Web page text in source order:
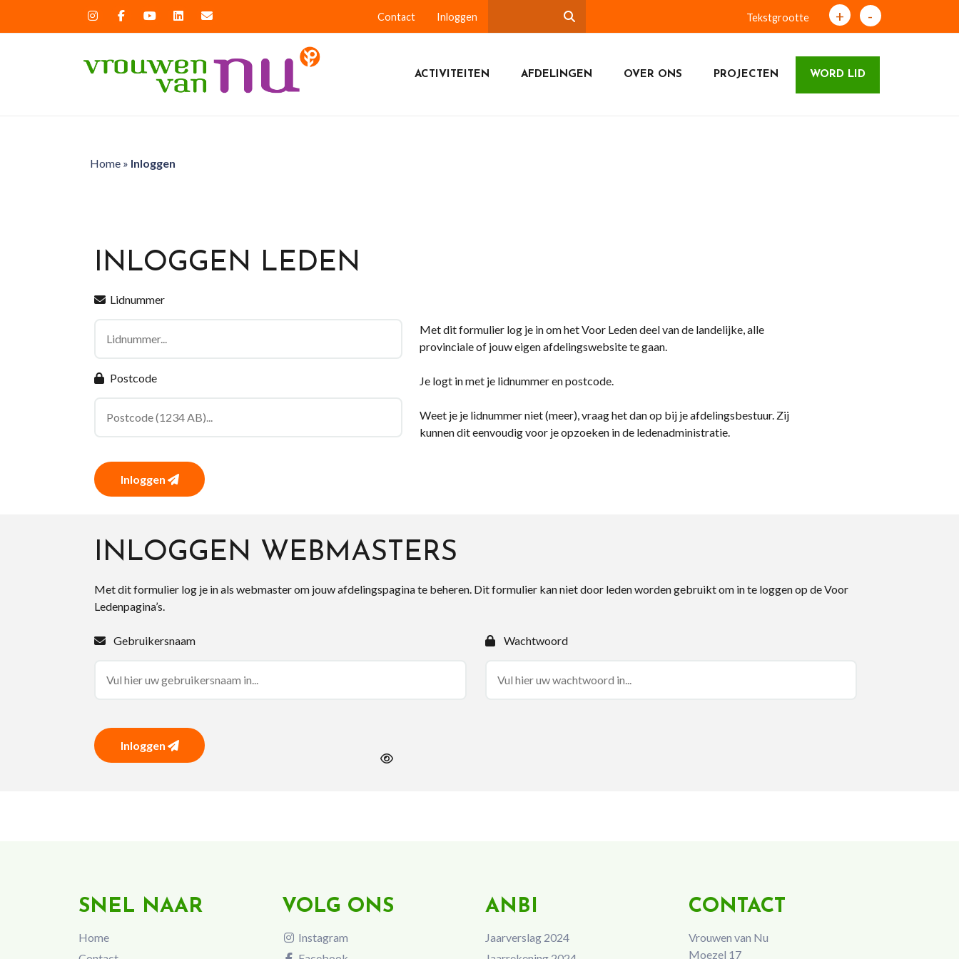
Contact Inloggen Tekstgrootte + -
ACTIVITEITEN AFDELINGEN OVER ONS PROJECTEN WORD LID
Home» Inloggen
INLOGGEN LEDEN
Lidnummer
Postcode
Inloggen
Met dit formulier log je in om het Voor Leden deel van de landelijke, alle
provinciale of jouw eigen afdelingswebsite te gaan.
Je logt in met je lidnummer en postcode.
Weet je je lidnummer niet (meer), vraag het dan op bij je afdelingsbestuur. Zij
kunnen dit eenvoudig voor je opzoeken in de ledenadministratie.
INLOGGEN WEBMASTERS
Met dit formulier log je in als webmaster om jouw afdelingspagina te beheren. Dit formulier kan niet door leden worden gebruikt om in te loggen op de Voor
Ledenpagina’s.
Gebruikersnaam Wachtwoord
Inloggen
SNEL NAAR
Home
VOLG ONS
Instagram
ANBI
Jaarverslag 2024
CONTACT
Vrouwen van Nu
Moezel 17